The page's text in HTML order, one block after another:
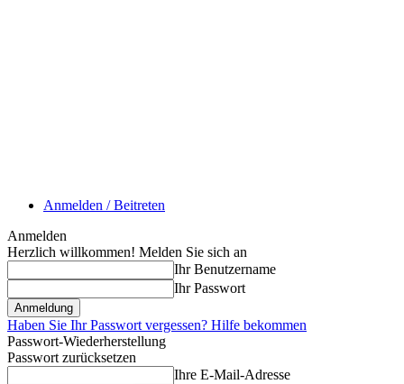
Anmelden / Beitreten
Anmelden
Herzlich willkommen! Melden Sie sich an
Ihr Benutzername
Ihr Passwort
Haben Sie Ihr Passwort vergessen? Hilfe bekommen
Passwort-Wiederherstellung
Passwort zurücksetzen
Ihre E-Mail-Adresse